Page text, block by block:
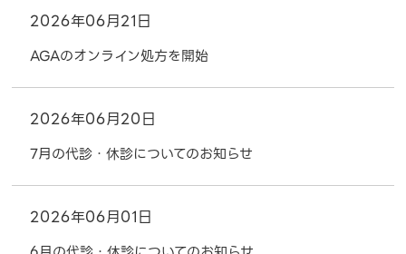
2026年06月21日
AGAのオンライン処方を開始
2026年06月20日
7月の代診・休診についてのお知らせ
2026年06月01日